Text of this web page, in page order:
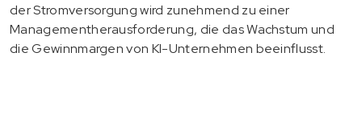
der Stromversorgung wird zunehmend zu einer
Managementherausforderung, die das Wachstum und
die Gewinnmargen von KI-Unternehmen beeinflusst.